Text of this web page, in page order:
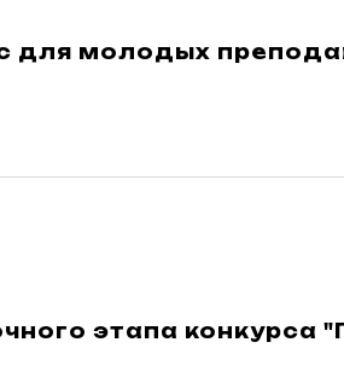
для молодых
этапа конкурса